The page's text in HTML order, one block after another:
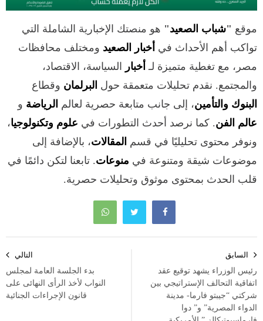
موقع "شباب الصعيد" هو منصتك الإخبارية الشاملة التي
تواكب أهم الأحداث في أخبار الصعيد ومختلف محافظات
مصر، مع تغطية متميزة لـ أخبار السياسة، الاقتصاد،
والمجتمع. نقدم تحليلات متعمقة حول البرلمان وقطاع
البنوك والتأمين، إلى جانب متابعة حصرية لعالم الرياضة و
عالم الفن. كما نرصد أحدث التطورات في علوم وتكنولوجيا،
ونوفر محتوى تحليليًا في قسم المقالات، بالإضافة إلى
موضوعات شيقة ومتنوعة في منوعات. تابعنا لتكن دائمًا في
قلب الحدث بمحتوى موثوق وتحليلات حصرية.
المقالات
السابق
رئيس الوزراء يشهد توقيع عقد
اتفاقية التحالف الإستراتيجي بين
شركتي “جيبتو فارما- مدينة
الدواء المصرية” و” دوا
التالي
بدء الجلسة العامة لمجلس
النواب لأخذ الرأى النهائى على
قانون الإجراءات الجنائية